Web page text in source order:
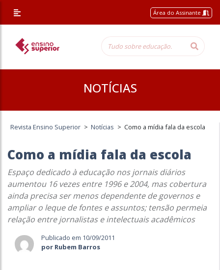
Área do Assinante
NOTÍCIAS
Revista Ensino Superior > Notícias > Como a mídia fala da escola
Como a mídia fala da escola
Espaço dedicado à educação nos jornais diários
aumentou 16 vezes entre 1996 e 2004, mas cobertura
ainda precisa ser menos dependente de governos e
ampliar o leque de fontes e assuntos; tensão permeia
relação entre jornalistas e intelectuais acadêmicos
Publicado em 10/09/2011
por Rubem Barros